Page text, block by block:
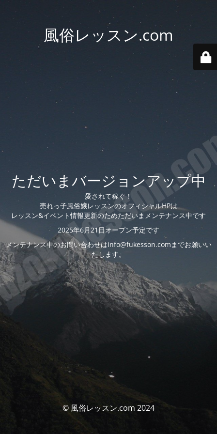
風俗レッスン.com
ただいまバージョンアップ中
愛されて稼ぐ！
売れっ子風俗嬢レッスンのオフィシャルHPは
レッスン&イベント情報更新のためただいまメンテナンス中です
2025年6月21日オープン予定です
メンテナンス中のお問い合わせはinfo@fukesson.comまでお願いい
たします。
© 風俗レッスン.com 2024